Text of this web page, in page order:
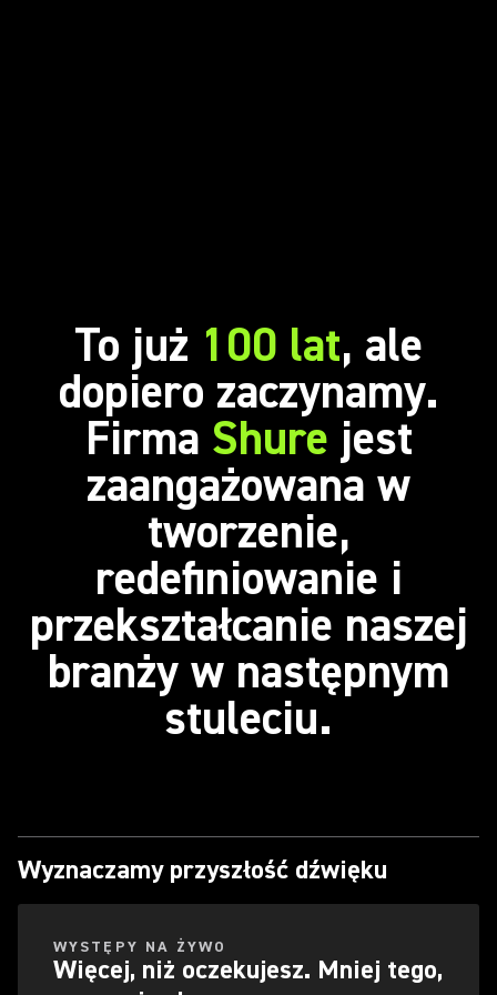
To już 100 lat, ale
dopiero zaczynamy.
Firma Shure jest
zaangażowana w
tworzenie,
redefiniowanie i
przekształcanie naszej
branży w następnym
stuleciu.
Wyznaczamy przyszłość dźwięku
WYSTĘPY NA ŻYWO
Więcej, niż oczekujesz. Mniej tego,